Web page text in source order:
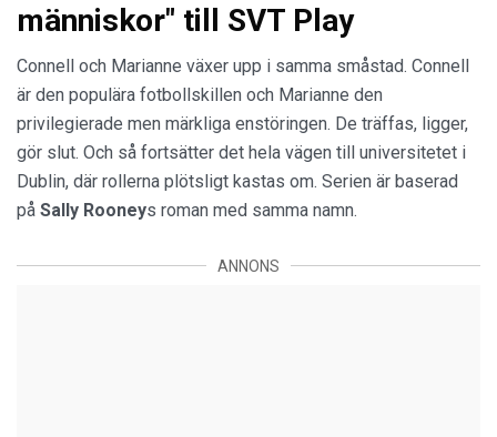
människor" till SVT Play
Connell och Marianne växer upp i samma småstad. Connell
är den populära fotbollskillen och Marianne den
privilegierade men märkliga enstöringen. De träffas, ligger,
gör slut. Och så fortsätter det hela vägen till universitetet i
Dublin, där rollerna plötsligt kastas om. Serien är baserad
på Sally Rooneys roman med samma namn.
ANNONS